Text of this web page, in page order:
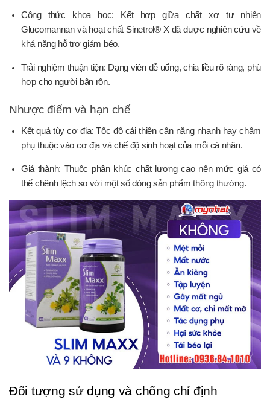
Công thức khoa học: Kết hợp giữa chất xơ tự nhiên
Glucomannan và hoạt chất Sinetrol® X đã được nghiên cứu về
khả năng hỗ trợ giảm béo.
Trải nghiệm thuận tiện: Dạng viên dễ uống, chia liều rõ ràng, phù
hợp cho người bận rộn.
Nhược điểm và hạn chế
Kết quả tùy cơ địa: Tốc độ cải thiện cân nặng nhanh hay chậm
phụ thuộc vào cơ địa và chế độ sinh hoạt của mỗi cá nhân.
Giá thành: Thuộc phân khúc chất lượng cao nên mức giá có
thể chênh lệch so với một số dòng sản phẩm thông thường.
Đối tượng sử dụng và chống chỉ định